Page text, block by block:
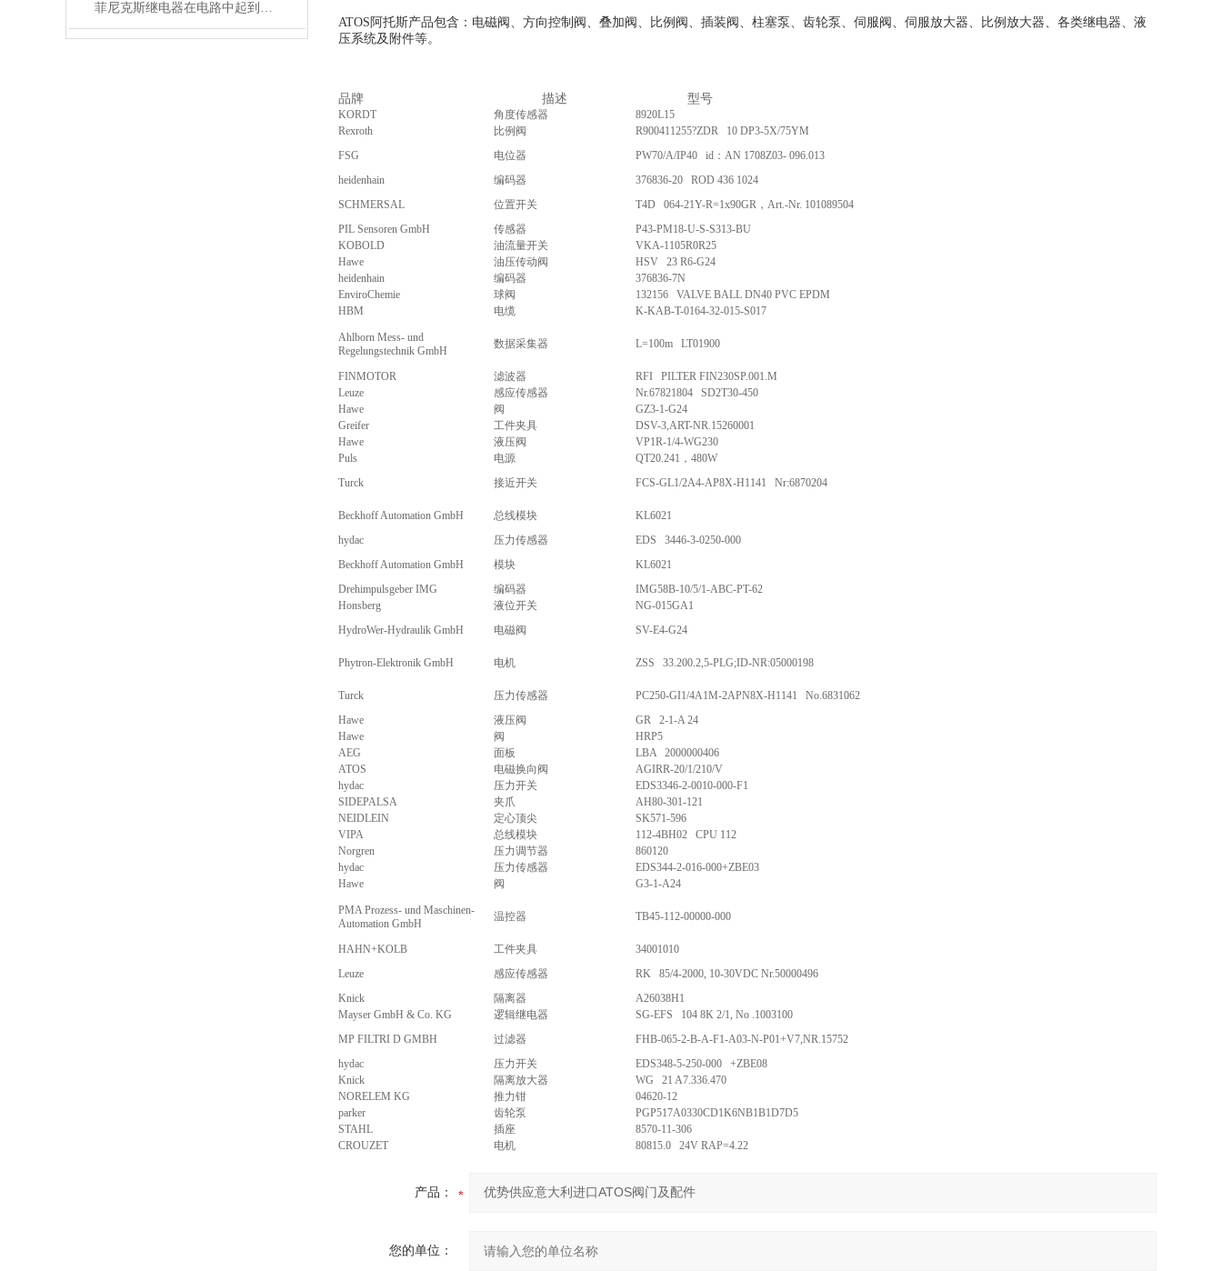
菲尼克斯继电器在电路中起到什么作用？
ATOS阿托斯产品包含：电磁阀、方向控制阀、叠加阀、比例阀、插装阀、柱塞泵、齿轮泵、伺服阀、伺服放大器、比例放大器、各类继电器、液
压系统及附件等。
品牌 描述 型号
KORDT 角度传感器
8920L15
Rexroth
比例阀
R900411255?ZDR 10 DP3-5X/75YM
FSG
电位器
PW70/A/IP40 id：AN 1708Z03- 096.013
heidenhain
编码器
376836-20 ROD 436 1024
SCHMERSAL
位置开关
T4D 064-21Y-R=1x90GR，Art.-Nr. 101089504
PIL Sensoren GmbH
传感器
P43-PM18-U-S-S313-BU
KOBOLD
油流量开关
VKA-1105R0R25
Hawe
油压传动阀
HSV 23 R6-G24
heidenhain
编码器
376836-7N
EnviroChemie
球阀
132156 VALVE BALL DN40 PVC EPDM
HBM
电缆 K-KAB-T-0164-32-015-S017
Ahlborn Mess- und
Regelungstechnik GmbH
数据采集器 L=100m LT01900
FINMOTOR 滤波器
RFI PILTER FIN230SP.001.M
Leuze
感应传感器
Nr.67821804 SD2T30-450
Hawe
阀
GZ3-1-G24
Greifer
工件夹具
DSV-3,ART-NR.15260001
Hawe
液压阀
VP1R-1/4-WG230
Puls
电源
QT20.241，480W
Turck
接近开关 FCS-GL1/2A4-AP8X-H1141 Nr:6870204
Beckhoff Automation GmbH 总线模块
KL6021
hydac
压力传感器
EDS 3446-3-0250-000
Beckhoff Automation GmbH
模块
KL6021
Drehimpulsgeber IMG
编码器
IMG58B-10/5/1-ABC-PT-62
Honsberg
液位开关
NG-015GA1
HydroWer-Hydraulik GmbH
电磁阀 SV-E4-G24
Phytron-Elektronik GmbH 电机 ZSS 33.200.2,5-PLG;ID-NR:05000198
Turck 压力传感器
PC250-GI1/4A1M-2APN8X-H1141 No.6831062
Hawe
液压阀
GR 2-1-A 24
Hawe
阀
HRP5
AEG
面板
LBA 2000000406
ATOS
电磁换向阀
AGIRR-20/1/210/V
hydac
压力开关
EDS3346-2-0010-000-F1
SIDEPALSA
夹爪
AH80-301-121
NEIDLEIN
定心顶尖
SK571-596
VIPA
总线模块
112-4BH02 CPU 112
Norgren
压力调节器
860120
hydac
压力传感器
EDS344-2-016-000+ZBE03
Hawe
阀 G3-1-A24
PMA Prozess- und Maschinen-
Automation GmbH
温控器 TB45-112-00000-000
HAHN+KOLB 工件夹具
34001010
Leuze
感应传感器
RK 85/4-2000, 10-30VDC Nr.50000496
Knick
隔离器
A26038H1
Mayser GmbH & Co. KG
逻辑继电器
SG-EFS 104 8K 2/1, No .1003100
MP FILTRI D GMBH
过滤器
FHB-065-2-B-A-F1-A03-N-P01+V7,NR.15752
hydac
压力开关
EDS348-5-250-000 +ZBE08
Knick
隔离放大器
WG 21 A7.336.470
NORELEM KG
推力钳
04620-12
parker
齿轮泵
PGP517A0330CD1K6NB1B1D7D5
STAHL
插座
8570-11-306
CROUZET
电机 80815.0 24V RAP=4.22
产品：
您的单位：